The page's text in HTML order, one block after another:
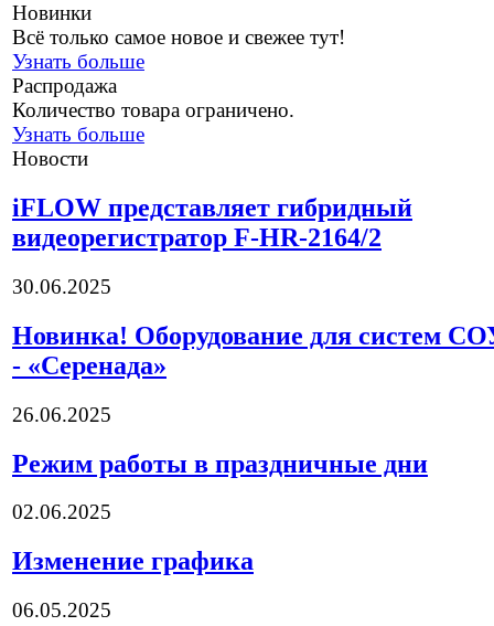
Новинки
Всё только самое новое и свежее тут!
Узнать больше
Распродажа
Количество товара ограничено.
Узнать больше
Новости
iFLOW представляет гибридный
видеорегистратор F-HR-2164/2
30.06.2025
Новинка! Оборудование для систем
- «Серенада»
26.06.2025
Режим работы в праздничные дни
02.06.2025
Изменение графика
06.05.2025